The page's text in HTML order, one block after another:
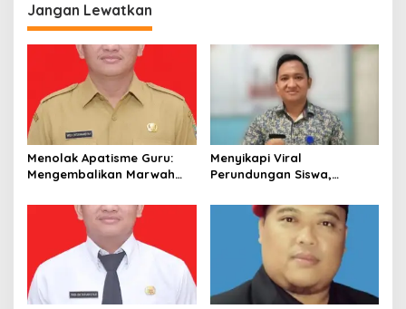
Jangan Lewatkan
Menolak Apatisme Guru:
Mengembalikan Marwah
Bayang Kriminalisasi
Menyikapi Viral
Perundungan Siswa,
Fondasi Etika di Sekolah